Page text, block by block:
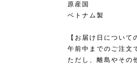
原産国
ベトナム製
【お届け日について
午前中までのご注文
ただし、離島やその